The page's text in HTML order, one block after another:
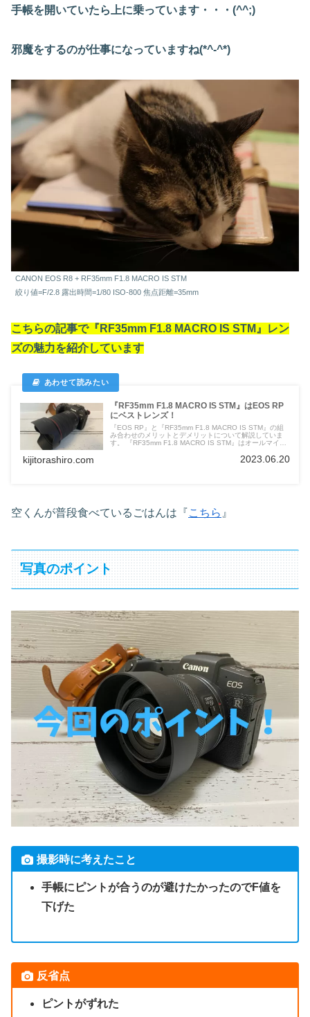
手帳を開いていたら上に乗っています・・・(^^;)
邪魔をするのが仕事になっていますね(*^-^*)
CANON EOS R8 + RF35mm F1.8 MACRO IS STM
絞り値=F/2.8 露出時間=1/80 ISO-800 焦点距離=35mm
こちらの記事で『RF35mm F1.8 MACRO IS STM』レン
ズの魅力を紹介しています
『RF35mm F1.8 MACRO IS STM』はEOS RP
にベストレンズ！
『EOS RP』と『RF35mm F1.8 MACRO IS STM』の組
み合わせのメリットとデメリットについて解説していま
す。 『RF35mm F1.8 MACRO IS STM』はオールマイテ
kijitorashiro.com 2023.06.20
空くんが普段食べているごはんは『こちら 』
写真のポイント
撮影時に考えたこと
手帳にピントが合うのが避けたかったのでF値を
下げた
反省点
ピントがずれた